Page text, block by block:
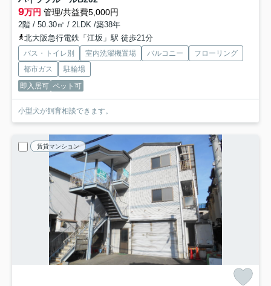
9万円 管理/共益費5,000円
2階 / 50.30㎡ / 2LDK /築38年
北大阪急行電鉄「江坂」駅 徒歩21分
バス・トイレ別 室内洗濯機置場 バルコニー
フローリング
都市ガス
駐輪場
即入居可 ペット可
小型犬が飼育相談できます。
賃貸マンション